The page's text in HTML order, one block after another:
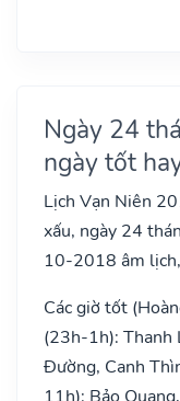
Ngày 24
ngày tốt
Lịch Vạn Niên
xấu, ngày 24
10-2018 âm
Các giờ tốt
(23h-1h): Thanh
Đường, Canh